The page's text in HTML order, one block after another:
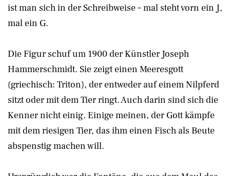
ist man sich in der Schreibweise – mal steht vorn ein J,
mal ein G.
Die Figur schuf um 1900 der Künstler Joseph
Hammerschmidt. Sie zeigt einen Meeresgott
(griechisch: Triton), der entweder auf einem Nilpferd
sitzt oder mit dem Tier ringt. Auch darin sind sich die
Kenner nicht einig. Einige meinen, der Gott kämpfe
mit dem riesigen Tier, das ihm einen Fisch als Beute
abspenstig machen will.